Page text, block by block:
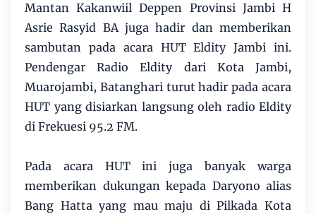
Mantan Kakanwiil Deppen Provinsi Jambi H
Asrie Rasyid BA juga hadir dan memberikan
sambutan pada acara HUT Eldity Jambi ini.
Pendengar Radio Eldity dari Kota Jambi,
Muarojambi, Batanghari turut hadir pada acara
HUT yang disiarkan langsung oleh radio Eldity
di Frekuesi 95.2 FM.
Pada acara HUT ini juga banyak warga
memberikan dukungan kepada Daryono alias
Bang Hatta yang mau maju di Pilkada Kota